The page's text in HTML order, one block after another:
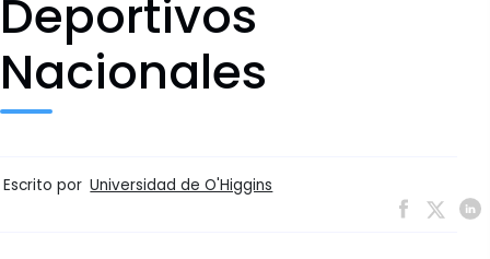
Deportivos
Nacionales
Escrito por Universidad de O'Higgins